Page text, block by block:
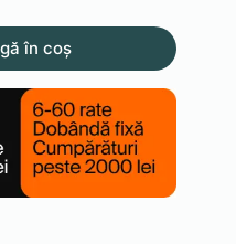
în coș